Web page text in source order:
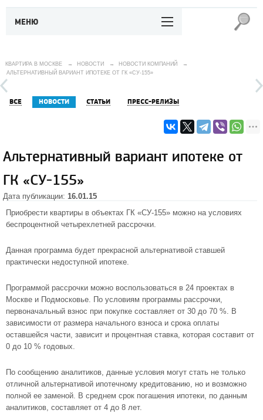
МЕНЮ
КВАРТИРА В МОСКВЕ → НОВОСТИ → НОВОСТИ КОМПАНИЙ
→
АЛЬТЕРНАТИВНЫЙ ВАРИАНТ ИПОТЕКЕ ОТ ГК «СУ-155»
ВСЕ НОВОСТИ СТАТЬИ ПРЕСС-РЕЛИЗЫ
Альтернативный вариант ипотеке от
ГК «СУ-155»
Дата публикации: 16.01.15
Приобрести квартиры в объектах ГК «СУ-155» можно на условиях
беспроцентной четырехлетней рассрочки.
Данная программа будет прекрасной альтернативой ставшей
практически недоступной ипотеке.
Программой рассрочки можно воспользоваться в 24 проектах в
Москве и Подмосковье. По условиям программы рассрочки,
первоначальный взнос при покупке составляет от 30 до 70 %. В
зависимости от размера начального взноса и срока оплаты
оставшейся части, зависит и процентная ставка, которая составит от
0 до 10 % годовых.
По сообщению аналитиков, данные условия могут стать не только
отличной альтернативой ипотечному кредитованию, но и возможно
полной ее заменой. В среднем срок погашения ипотеки, по данным
аналитиков, составляет от 4 до 8 лет.